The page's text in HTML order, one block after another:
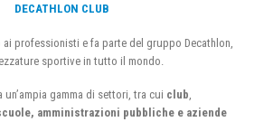
DECATHLON CLUB
professionisti e fa parte del gruppo Decathlon,
sportive in tutto il mondo.
gamma di settori, tra cui club
amministrazioni pubbliche e aziende